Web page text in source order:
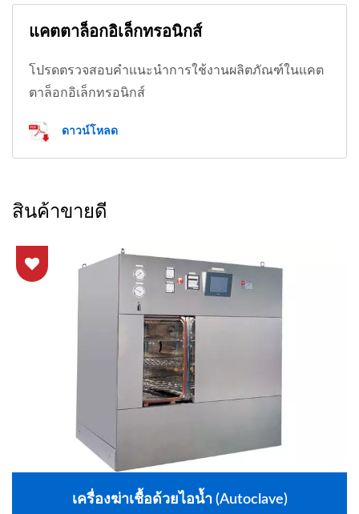
แคตตาล็อกอิเล็กทรอนิกส์
โปรดตรวจสอบคำแนะนำการใช้งานผลิตภัณฑ์ในแคต
ตาล็อกอิเล็กทรอนิกส์
ดาวน์โหลด
สินค้าขายดี
เครื่องฆ่าเชื้อด้วยไอน้ำ (Autoclave)